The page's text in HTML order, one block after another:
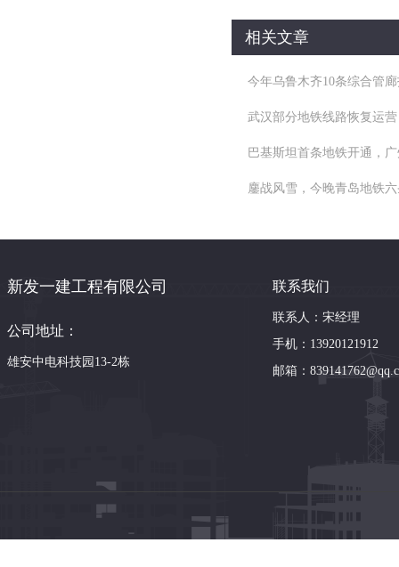
相关文章
今年乌鲁木齐10条综合管
武汉部分地铁线路恢复运
巴基斯坦首条地铁开通，
鏖战风雪，今晚青岛地铁
新发一建工程有限公司
公司地址：
雄安中电科技园13-2栋
联系我们
联系人：宋经理
手机：13920121912
邮箱：